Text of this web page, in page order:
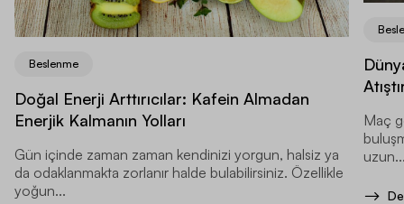
Beslenme
Doğal Enerji Arttırıcılar: Kafein Almadan
Enerjik Kalmanın Yolları
Gün içinde zaman zaman kendinizi yorgun, halsiz ya
da odaklanmakta zorlanır halde bulabilirsiniz. Özellikle
yoğun...
Maç